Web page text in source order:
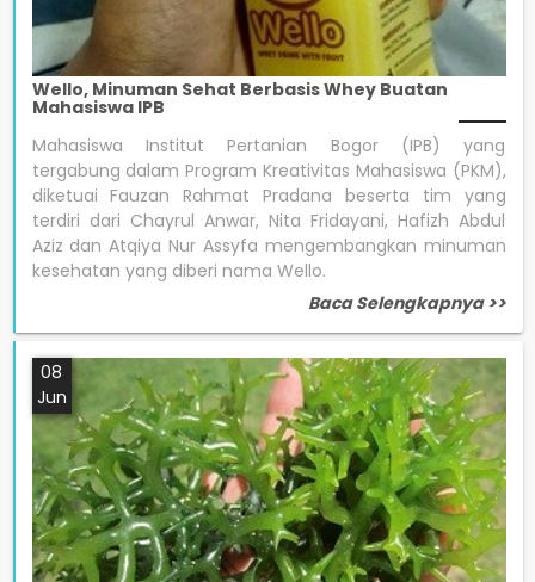
Wello, Minuman Sehat Berbasis Whey Buatan
Mahasiswa IPB
Mahasiswa Institut Pertanian Bogor (IPB) yang
tergabung dalam Program Kreativitas Mahasiswa (PKM),
diketuai Fauzan Rahmat Pradana beserta tim yang
terdiri dari Chayrul Anwar, Nita Fridayani, Hafizh Abdul
Aziz dan Atqiya Nur Assyfa mengembangkan minuman
kesehatan yang diberi nama Wello.
Baca Selengkapnya >>
08
Jun